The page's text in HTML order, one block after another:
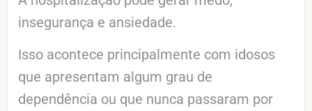
insegurança e ansiedade.
Isso acontece principalmente com idosos
que apresentam algum grau de
dependência ou que nunca passaram por